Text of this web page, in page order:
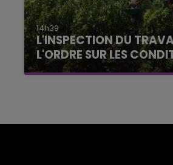
14h39
L'INSPECTION DU
L'ORDRE SUR LES
Alors que les dates de